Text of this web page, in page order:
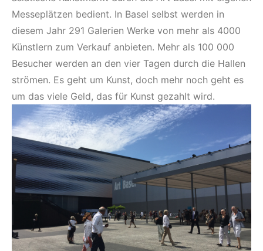
Messeplätzen bedient. In Basel selbst werden in
diesem Jahr 291 Galerien Werke von mehr als 4000
Künstlern zum Verkauf anbieten. Mehr als 100 000
Besucher werden an den vier Tagen durch die Hallen
strömen. Es geht um Kunst, doch mehr noch geht es
um das viele Geld, das für Kunst gezahlt wird.